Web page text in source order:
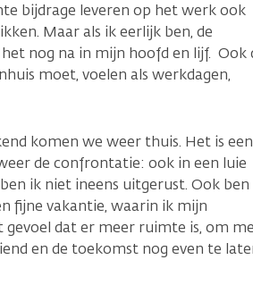
bijdrage leveren op het werk ook
Maar als ik eerlijk ben, de
nog na in mijn hoofd en lijf. Ook
moet, voelen als werkdagen,
komen we weer thuis. Het is een
de confrontatie: ook in een luie
ik niet ineens uitgerust. Ook ben
fijne vakantie, waarin ik mijn
dat er meer ruimte is, om
en de toekomst nog even te